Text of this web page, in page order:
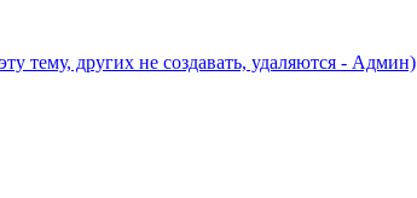
тему, других не создавать, удаляются - Админ)